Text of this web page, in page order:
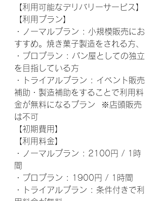
【利用可能なデリバリーサービス】
【利用プラン】
・ノーマルプラン : 小規模販売にお
すすめ。焼き菓子製造をされる方、
・プロプラン : パン屋としての独立
を目指している方
・トライアルプラン : イベント販売
補助・製造補助をすることで利用料
金が無料になるプラン  ※店頭販売
は不可
【初期費用】
【利用料金】
・ノーマルプラン : 2100円 / 1時
間
・プロプラン : 1900円 / 1時間
・トライアルプラン : 条件付きで利